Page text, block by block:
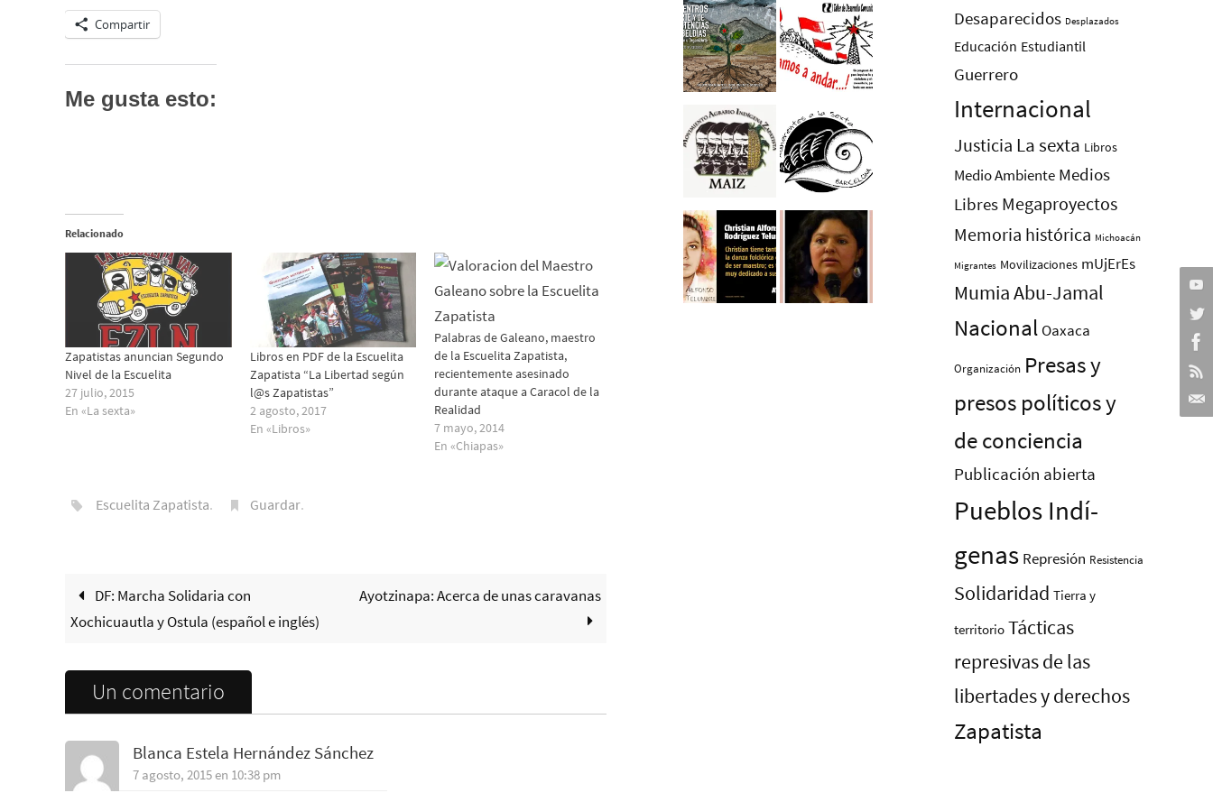
Compartir
Me gusta esto:
Relacionado
Zapatistas anuncian Segundo
Nivel de la Escuelita
27 julio, 2015
En «La sexta»
Libros en PDF de la Escuelita
Zapatista “La Libertad según
l@s Zapatistas”
2 agosto, 2017
En «Libros»
Palabras de Galeano, maestro
de la Escuelita Zapatista,
recientemente asesinado
durante ataque a Caracol de la
Realidad
7 mayo, 2014
En «Chiapas»
Escuelita Zapatista. Guardar.
DF: Marcha Solidaria con
Xochicuautla y Ostula (español e inglés)
Ayotzinapa: Acerca de unas caravanas
Un comentario
Blanca Estela Hernández Sánchez
7 agosto, 2015 en 10:38 pm
Desaparecidos Desplazados
Educación Estudiantil
Guerrero
Internacional
Justicia La sexta Libros
Medio Ambiente Medios
Libres Megaproyectos
Memoria histórica Michoacán
Migrantes Movilizaciones mUjErEs
Mumia Abu-Jamal
Nacional Oaxaca
Organización Presas y
presos polí­ticos y
de conciencia
Publicación abierta
Pueblos Indí­
genas Represión Resistencia
Solidaridad Tierra y
territorio Tácticas
represivas de las
libertades y derechos
Zapatista